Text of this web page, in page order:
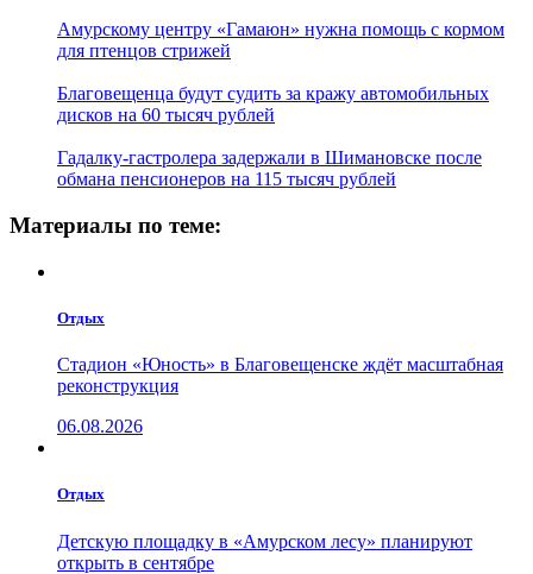
Амурскому центру «Гамаюн» нужна помощь с кормом
для птенцов стрижей
Благовещенца будут судить за кражу автомобильных
дисков на 60 тысяч рублей
Гадалку-гастролера задержали в Шимановске после
обмана пенсионеров на 115 тысяч рублей
Материалы по теме:
Отдых
Стадион «Юность» в Благовещенске ждёт масштабная
реконструкция
06.08.2026
Отдых
Детскую площадку в «Амурском лесу» планируют
открыть в сентябре